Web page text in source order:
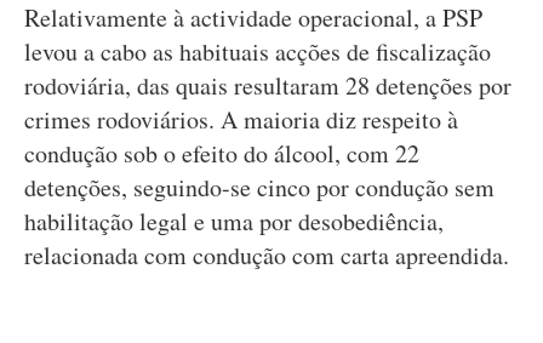
Relativamente à actividade operacional, a PSP
levou a cabo as habituais acções de fiscalização
rodoviária, das quais resultaram 28 detenções por
crimes rodoviários. A maioria diz respeito à
condução sob o efeito do álcool, com 22
detenções, seguindo-se cinco por condução sem
habilitação legal e uma por desobediência,
relacionada com condução com carta apreendida.